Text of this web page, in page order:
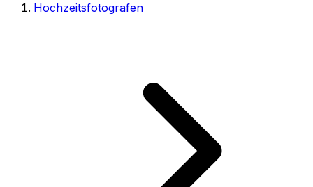
Hochzeitsfotografen